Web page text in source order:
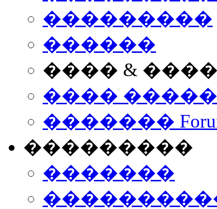
���������
������
���� &
����
�������
���������
�������